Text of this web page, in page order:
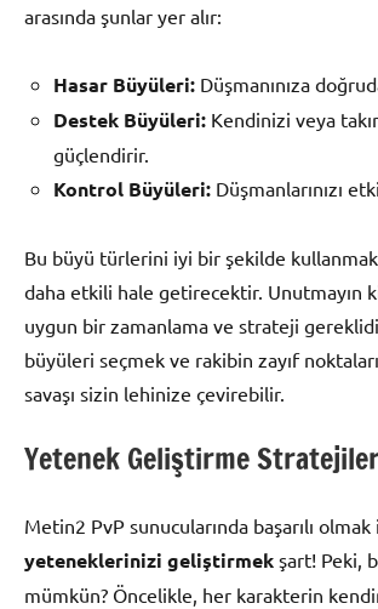
arasında şunlar yer alır:
Hasar Büyüleri: Düşmanınıza
Destek Büyüleri: Kendinizi veya
güçlendirir.
Kontrol Büyüleri: Düşmanlarınızı
Bu büyü türlerini iyi bir şekilde kullanmak,
daha etkili hale getirecektir. Unutmayın
uygun bir zamanlama ve strateji
büyüleri seçmek ve rakibin zayıf
savaşı sizin lehinize çevirebilir.
Yetenek Geliştirme
Metin2 PvP sunucularında başarılı olmak
yeteneklerinizi geliştirmek şart! Peki,
mümkün? Öncelikle, her karakterin